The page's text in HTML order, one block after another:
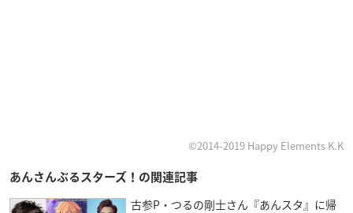
©2014-2019 Happy Elements K.K
あんさんぶるスターズ！の関連記事
古参P・つるの剛士さん『あんスタ』に帰